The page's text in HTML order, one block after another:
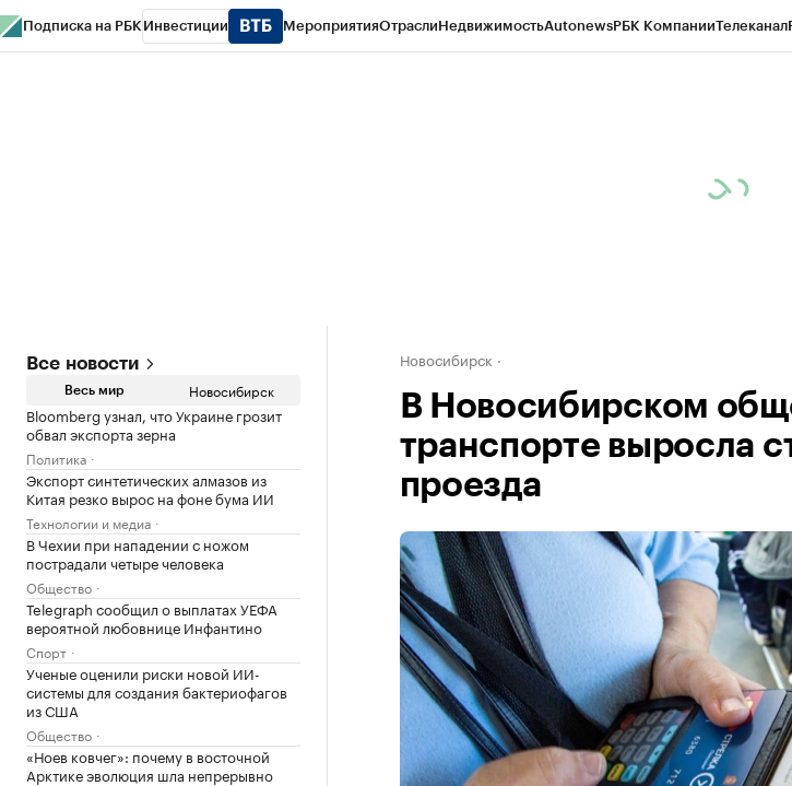
Подписка на РБК Инвестиции МероприятияОтраслиНедвижимостьAutonewsРБК КомпанииТелеканал
Все новости
Весь мир Новосибирск
Bloomberg узнал, что Украине грозит
обвал экспорта зерна
Политика
Экспорт синтетических алмазов из
Китая резко вырос на фоне бума ИИ
Технологии и медиа
В Чехии при нападении с ножом
пострадали четыре человека
Общество
Telegraph сообщил о выплатах УЕФА
вероятной любовнице Инфантино
Спорт
Ученые оценили риски новой ИИ-
системы для создания бактериофагов
из США
Общество
«Ноев ковчег»: почему в восточной
Арктике эволюция шла непрерывно
Новосибирск
В Новосибирском
транспорте выросла
проезда